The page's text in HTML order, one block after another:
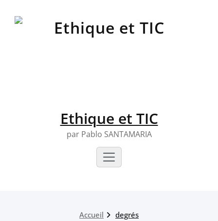
Ethique et TIC
par Pablo SANTAMARIA
Accueil degrés